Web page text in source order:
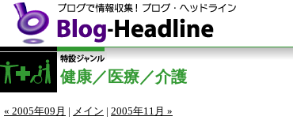
健康／医療／介護
« 2005年09月 メイン 2005年11月 »